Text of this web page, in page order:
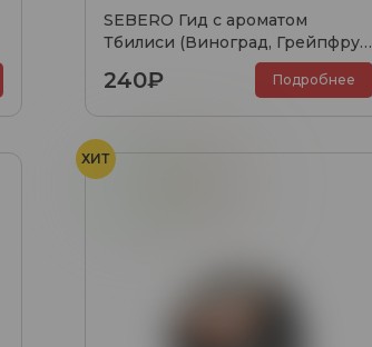
SEBERO Гид с ароматом
Тбилиси (Виноград, Грейпфрут,
240₽ Подробнее
ХИТ